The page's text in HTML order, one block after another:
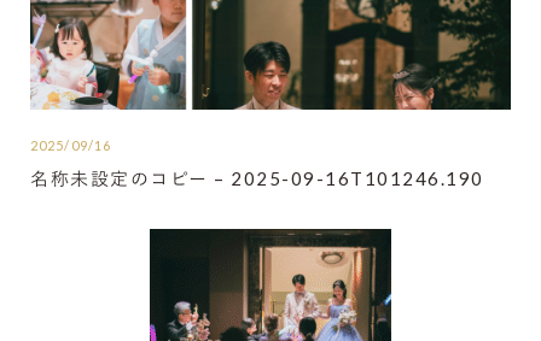
2025/09/16
名称未設定のコピー – 2025-09-16T101246.190